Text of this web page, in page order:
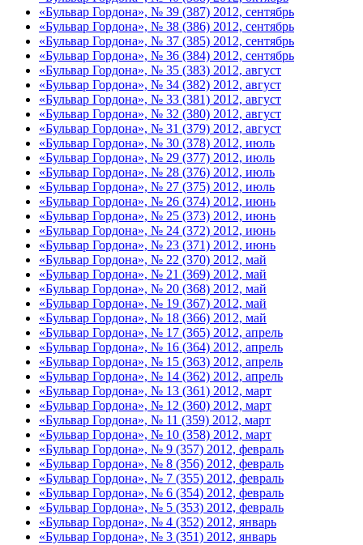
«Бульвар Гордона», № 39 (387) 2012, сентябрь
«Бульвар Гордона», № 38 (386) 2012, сентябрь
«Бульвар Гордона», № 37 (385) 2012, сентябрь
«Бульвар Гордона», № 36 (384) 2012, сентябрь
«Бульвар Гордона», № 35 (383) 2012, август
«Бульвар Гордона», № 34 (382) 2012, август
«Бульвар Гордона», № 33 (381) 2012, август
«Бульвар Гордона», № 32 (380) 2012, август
«Бульвар Гордона», № 31 (379) 2012, август
«Бульвар Гордона», № 30 (378) 2012, июль
«Бульвар Гордона», № 29 (377) 2012, июль
«Бульвар Гордона», № 28 (376) 2012, июль
«Бульвар Гордона», № 27 (375) 2012, июль
«Бульвар Гордона», № 26 (374) 2012, июнь
«Бульвар Гордона», № 25 (373) 2012, июнь
«Бульвар Гордона», № 24 (372) 2012, июнь
«Бульвар Гордона», № 23 (371) 2012, июнь
«Бульвар Гордона», № 22 (370) 2012, май
«Бульвар Гордона», № 21 (369) 2012, май
«Бульвар Гордона», № 20 (368) 2012, май
«Бульвар Гордона», № 19 (367) 2012, май
«Бульвар Гордона», № 18 (366) 2012, май
«Бульвар Гордона», № 17 (365) 2012, апрель
«Бульвар Гордона», № 16 (364) 2012, апрель
«Бульвар Гордона», № 15 (363) 2012, апрель
«Бульвар Гордона», № 14 (362) 2012, апрель
«Бульвар Гордона», № 13 (361) 2012, март
«Бульвар Гордона», № 12 (360) 2012, март
«Бульвар Гордона», № 11 (359) 2012, март
«Бульвар Гордона», № 10 (358) 2012, март
«Бульвар Гордона», № 9 (357) 2012, февраль
«Бульвар Гордона», № 8 (356) 2012, февраль
«Бульвар Гордона», № 7 (355) 2012, февраль
«Бульвар Гордона», № 6 (354) 2012, февраль
«Бульвар Гордона», № 5 (353) 2012, февраль
«Бульвар Гордона», № 4 (352) 2012, январь
«Бульвар Гордона», № 3 (351) 2012, январь